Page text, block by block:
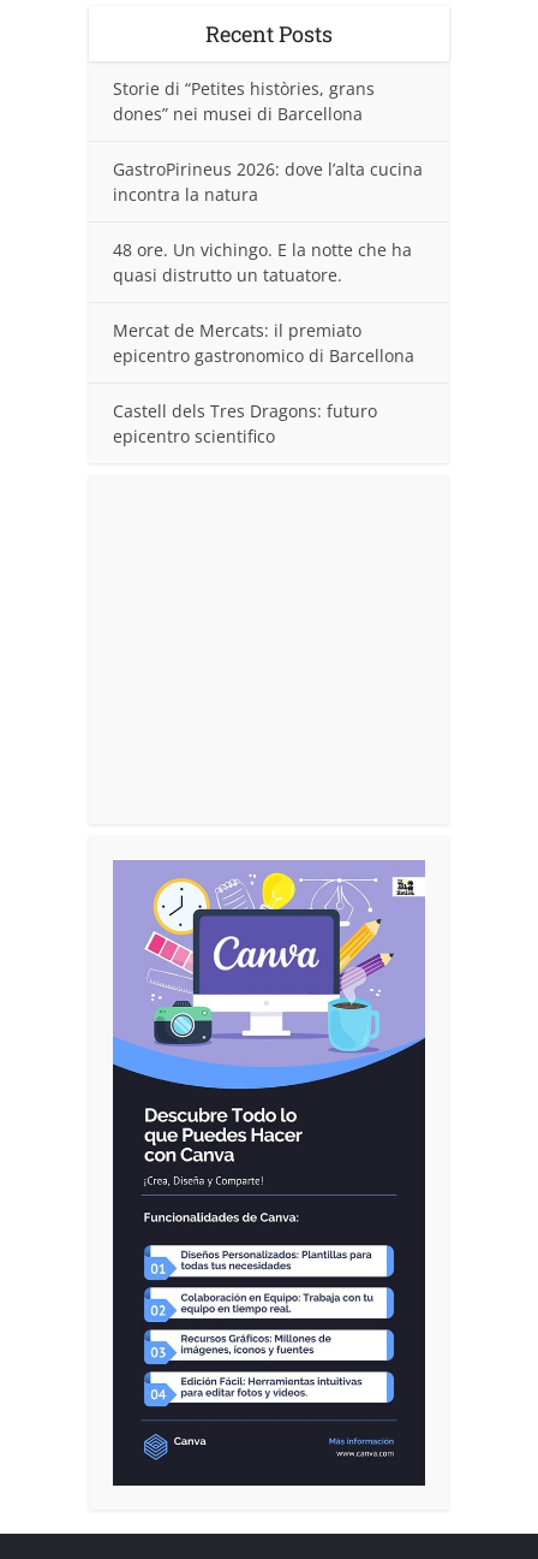
Recent Posts
Storie di “Petites històries, grans
dones” nei musei di Barcellona
GastroPirineus 2026: dove l’alta cucina
incontra la natura
48 ore. Un vichingo. E la notte che ha
quasi distrutto un tatuatore.
Mercat de Mercats: il premiato
epicentro gastronomico di Barcellona
Castell dels Tres Dragons: futuro
epicentro scientifico